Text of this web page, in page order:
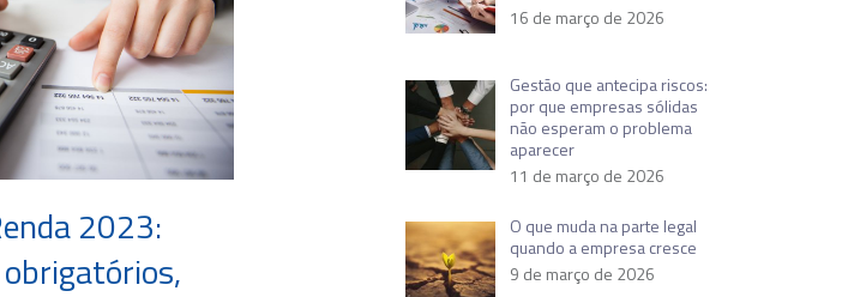
2023:
16 de março de 2026
Gestão que antecipa riscos:
por que empresas sólidas
não esperam o problema
aparecer
11 de março de 2026
O que muda na parte legal
quando a empresa cresce
9 de março de 2026